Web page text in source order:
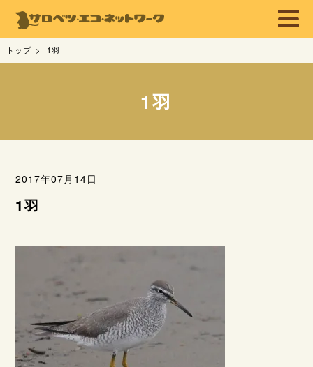
トップ 1羽
1羽
2017年07月14日
1羽